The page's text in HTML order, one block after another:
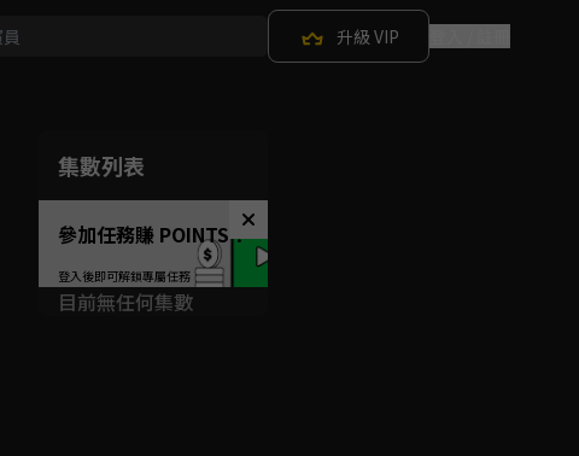
升級 VIP
集數列表
參加任務賺 POINTS！
目前無任何集數